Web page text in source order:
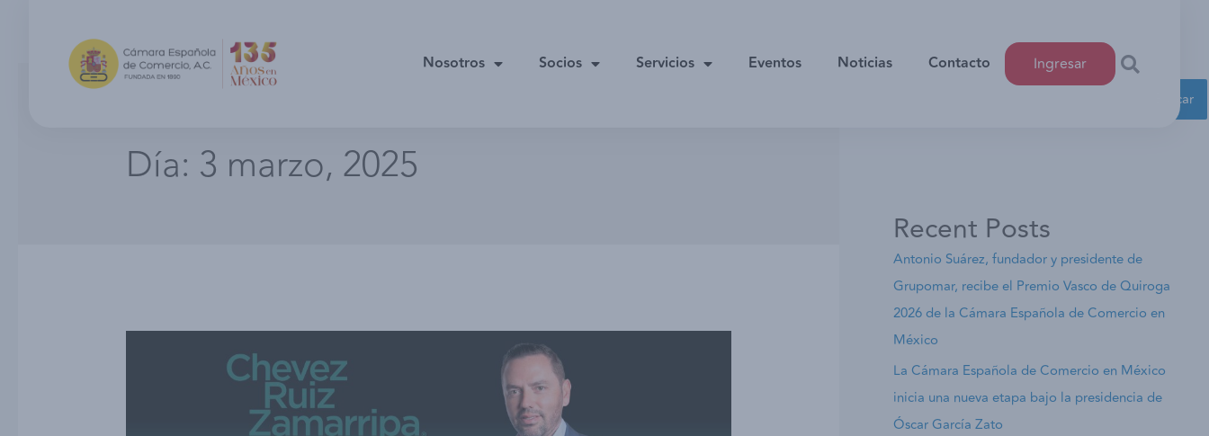
Nosotros Socios Servicios Eventos Noticias Contacto Ingresar
Día: 3 marzo, 2025
Buscar
Buscar
Recent Posts
Antonio Suárez, fundador y presidente de
Grupomar, recibe el Premio Vasco de Quiroga
2026 de la Cámara Española de Comercio en
México
La Cámara Española de Comercio en México
inicia una nueva etapa bajo la presidencia de
Óscar García Zato